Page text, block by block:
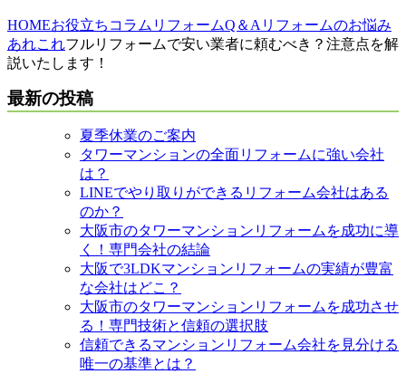
HOMEお役立ちコラム リフォームQ＆A リフォームのお悩み
あれこれフルリフォームで安い業者に頼むべき？注意点を解
説いたします！
最新の投稿
夏季休業のご案内
タワーマンションの全面リフォームに強い会社
は？
LINEでやり取りができるリフォーム会社はある
のか？
大阪市のタワーマンションリフォームを成功に導
く！専門会社の結論
大阪で3LDKマンションリフォームの実績が豊富
な会社はどこ？
大阪市のタワーマンションリフォームを成功させ
る！専門技術と信頼の選択肢
信頼できるマンションリフォーム会社を見分ける
唯一の基準とは？